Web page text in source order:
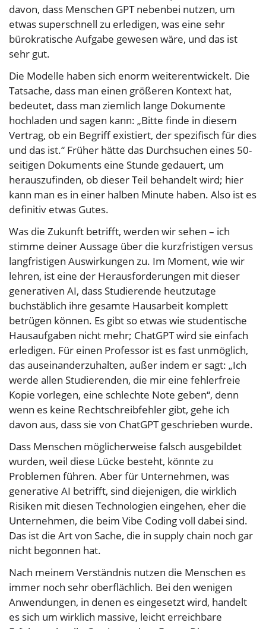
davon, dass Menschen GPT nebenbei nutzen, um
etwas superschnell zu erledigen, was eine sehr
bürokratische Aufgabe gewesen wäre, und das ist
sehr gut.
Die Modelle haben sich enorm weiterentwickelt. Die
Tatsache, dass man einen größeren Kontext hat,
bedeutet, dass man ziemlich lange Dokumente
hochladen und sagen kann: „Bitte finde in diesem
Vertrag, ob ein Begriff existiert, der spezifisch für dies
und das ist.“ Früher hätte das Durchsuchen eines 50-
seitigen Dokuments eine Stunde gedauert, um
herauszufinden, ob dieser Teil behandelt wird; hier
kann man es in einer halben Minute haben. Also ist es
definitiv etwas Gutes.
Was die Zukunft betrifft, werden wir sehen – ich
stimme deiner Aussage über die kurzfristigen versus
langfristigen Auswirkungen zu. Im Moment, wie wir
lehren, ist eine der Herausforderungen mit dieser
generativen AI, dass Studierende heutzutage
buchstäblich ihre gesamte Hausarbeit komplett
betrügen können. Es gibt so etwas wie studentische
Hausaufgaben nicht mehr; ChatGPT wird sie einfach
erledigen. Für einen Professor ist es fast unmöglich,
das auseinanderzuhalten, außer indem er sagt: „Ich
werde allen Studierenden, die mir eine fehlerfreie
Kopie vorlegen, eine schlechte Note geben“, denn
wenn es keine Rechtschreibfehler gibt, gehe ich
davon aus, dass sie von ChatGPT geschrieben wurde.
Dass Menschen möglicherweise falsch ausgebildet
wurden, weil diese Lücke besteht, könnte zu
Problemen führen. Aber für Unternehmen, was
generative AI betrifft, sind diejenigen, die wirklich
Risiken mit diesen Technologien eingehen, eher die
Unternehmen, die beim Vibe Coding voll dabei sind.
Das ist die Art von Sache, die in supply chain noch gar
nicht begonnen hat.
Nach meinem Verständnis nutzen die Menschen es
immer noch sehr oberflächlich. Bei den wenigen
Anwendungen, in denen es eingesetzt wird, handelt
es sich um wirklich massive, leicht erreichbare